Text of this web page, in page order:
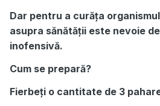
Dar pentru a curăța
asupra sănătății este nevoie
inofensivă.
Cum se prepară?
Fierbeți o cantitate de 3